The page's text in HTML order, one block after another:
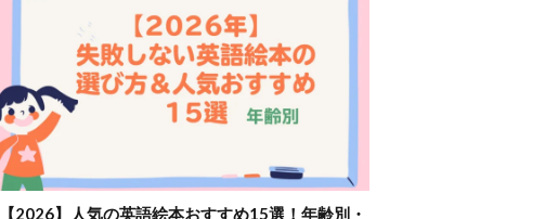
【2026】人気の英語絵本おすすめ15選！年齢別・